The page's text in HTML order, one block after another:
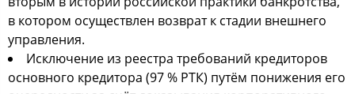
в котором осуществлен возврат к стадии внешнего
управления.
Исключение из реестра требований кредиторов
основного кредитора (97 % РТК) путём понижения его